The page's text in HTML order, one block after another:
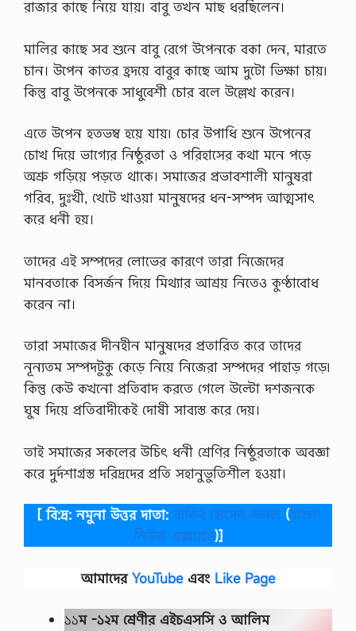
রাজার কাছে নিয়ে যায়৷ বাবু তখন মাছ ধরছিলেন।
মালির কাছে সব শুনে বাবু রেগে উপেনকে বকা দেন, মারতে
চান। উপেন কাতর হ্রদয়ে বাবুর কাছে আম দুটো ভিক্ষা চায়৷
কিন্তু বাবু উপেনকে সাধুবেশী চোর বলে উল্লেখ করেন।
এতে উপেন হতভম্ব হয়ে যায়৷ চোর উপাধি শুনে উপেনের
চোখ দিয়ে ভাগ্যের নিষ্ঠুরতা ও পরিহাসের কথা মনে পড়ে
অশ্রু গড়িয়ে পড়তে থাকে। সমাজের প্রভাবশালী মানুষরা
গরিব, দুঃখী, খেটে খাওয়া মানুষদের ধন-সম্পদ আত্মসাৎ
করে ধনী হয়।
তাদের এই সম্পদের লোভের কারণে তারা নিজেদের
মানবতাকে বিসর্জন দিয়ে মিথ্যার আশ্রয় নিতেও কুণ্ঠাবোধ
করেন না।
তারা সমাজের দীনহীন মানুষদের প্রতারিত করে তাদের
নূন্যতম সম্পদটুকু কেড়ে নিয়ে নিজেরা সম্পদের পাহাড় গড়ে৷
কিন্তু কেউ কখনো প্রতিবাদ করতে গেলে উল্টো দশজনকে
ঘুষ দিয়ে প্রতিবাদীকেই দোষী সাব্যস্ত করে দেয়।
তাই সমাজের সকলের উচিৎ ধনী শ্রেণির নিষ্ঠুরতাকে অবজ্ঞা
করে দুর্দশাগ্রস্ত দরিদ্রদের প্রতি সহানুভুতিশীল হওয়া।
[ বি:দ্র: নমুনা উত্তর দাতা: রাকিব হোসেন সজল(বাংলা
নিউজ এক্সপ্রেস)]
আমাদেরYouTubeএবং Like Page
১১ম -১২ম শ্রেণীর এইচএসসি ও আলিম